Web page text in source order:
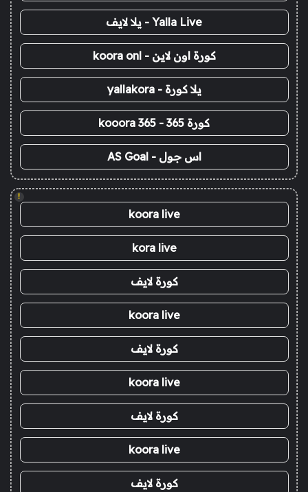
Yalla Live - يلا لايف
كورة اون لاين - koora onl
يلا كورة - yallakora
كورة 365 - kooora 365
اس جول - AS Goal
!
koora live
kora live
كورة لايف
koora live
كورة لايف
koora live
كورة لايف
koora live
كورة لايف